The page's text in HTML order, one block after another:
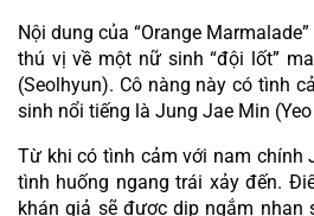
Nội dung của “Orange
thú vị về một nữ sinh “đội lốt”
(Seolhyun). Cô nàng này có tình
sinh nổi tiếng là Jung Jae Min
Từ khi có tình cảm với nam chính
tình huống ngang trái xảy đến.
khán giả sẽ được dịp ngắm nhan